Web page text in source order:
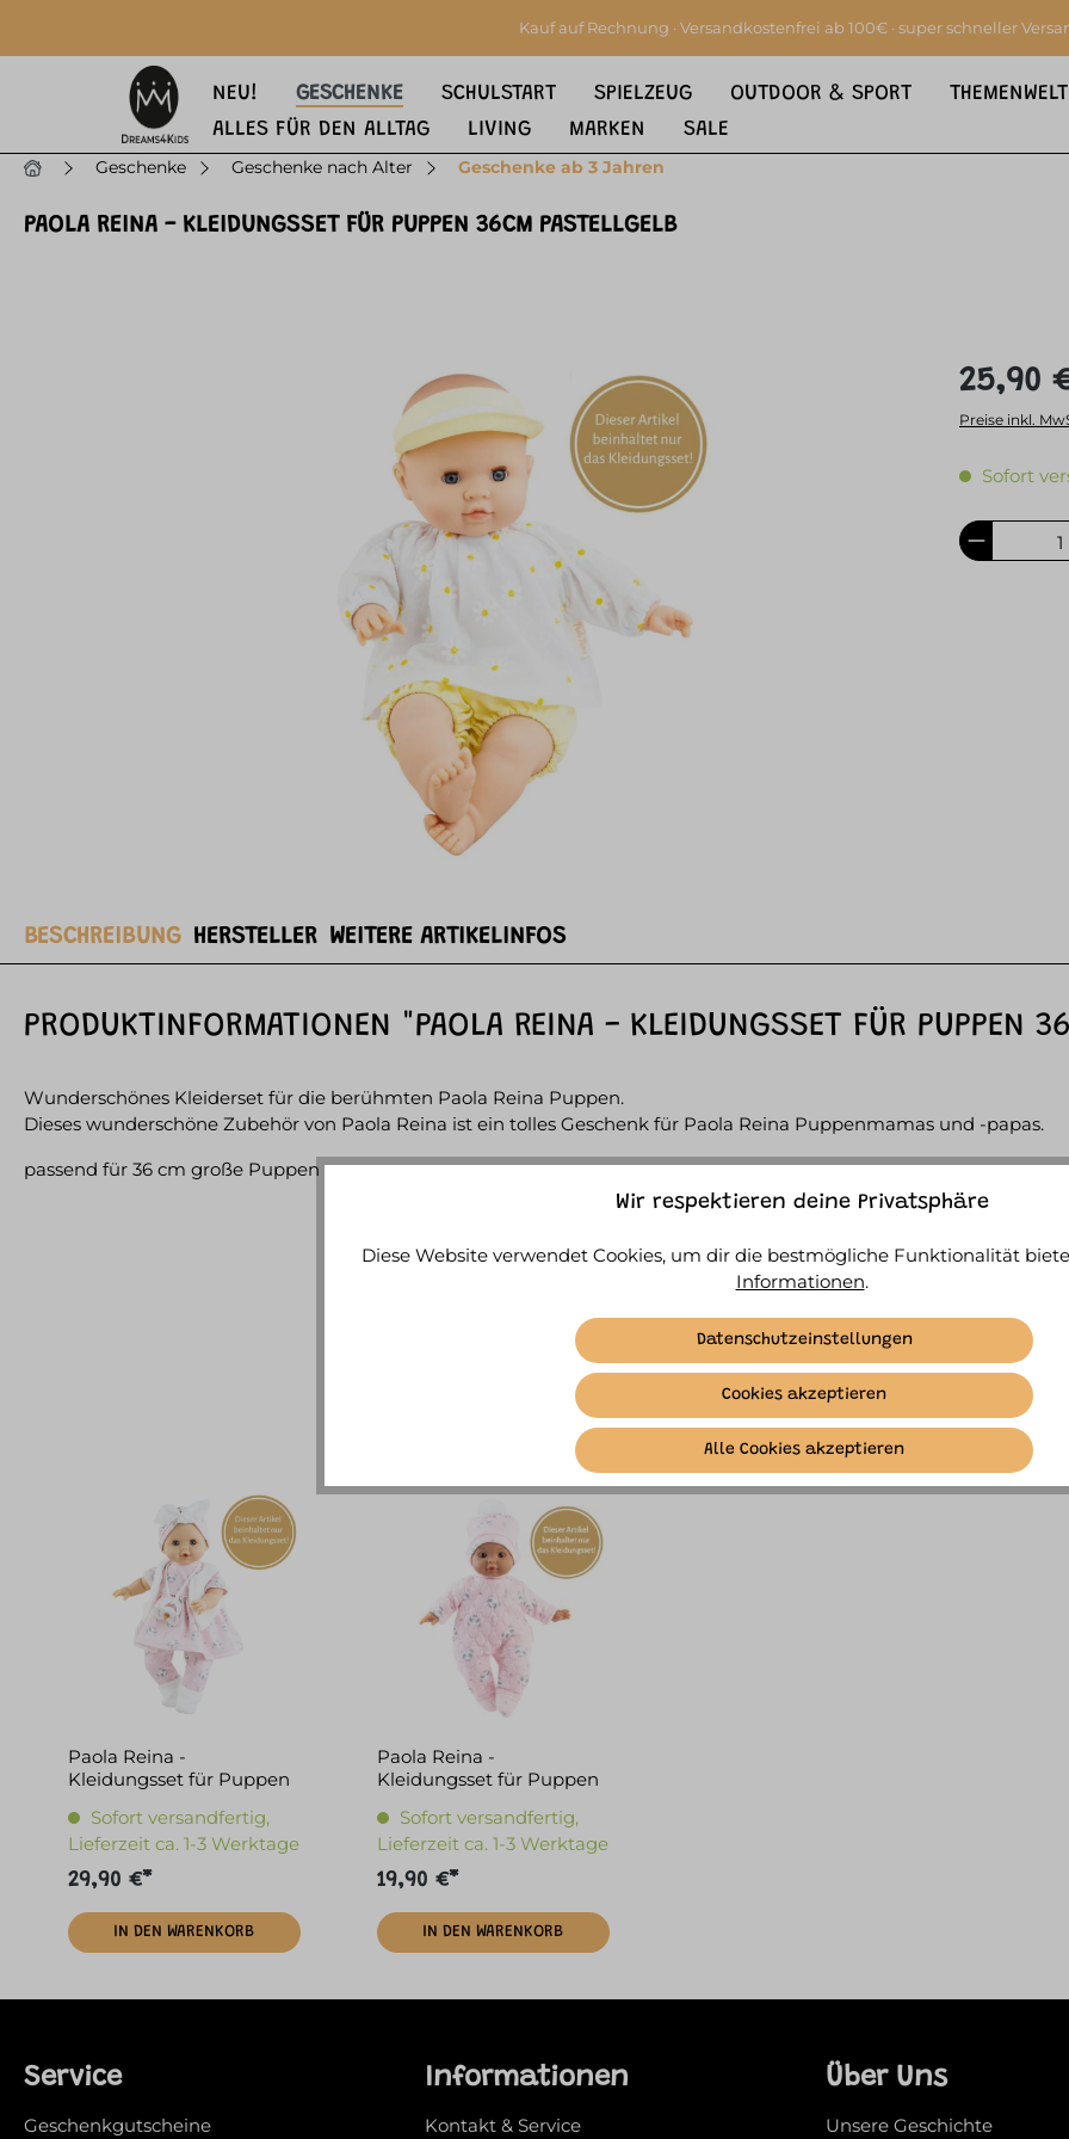
Kauf auf Rechnung · Versandkostenfrei ab 100€ · super schneller
NEU! GESCHENKE SCHULSTART SPIELZEUG OUTDOOR & SPORT
THEMENWELT
ALLES FÜR DEN ALLTAG
LIVING MARKEN SALE
Geschenke Geschenke nach Alter Geschenke ab 3 Jahren
PAOLA REINA - KLEIDUNGSSET FÜR PUPPEN 36CM PASTELLGELB
25,90
Preise inkl.
Sofort
BESCHREIBUNG HERSTELLER WEITERE ARTIKELINFOS
PRODUKTINFORMATIONEN "PAOLA REINA - KLEIDUNGSSET FÜR PUPPEN
Wunderschönes Kleiderset für die berühmten Paola Reina Puppen.
Dieses wunderschöne Zubehör von Paola Reina ist ein tolles Geschenk für Paola Reina Puppenmamas und -papas.
passend für 36 cm große Puppen
ÄHNLICHE ARTIKEL Dazu passt
Paola Reina -
Kleidungsset für Puppen
Sofort versandfertig,
Lieferzeit ca. 1-3 Werktage
29,90 €*
IN DEN WARENKORB
Paola Reina -
Kleidungsset für Puppen
Sofort versandfertig,
Lieferzeit ca. 1-3 Werktage
19,90 €*
IN DEN WARENKORB
Service
Geschenkgutscheine
Informationen
Kontakt & Service
Über Uns
Unsere Geschichte
Wir respektieren deine Privatsphäre
Diese Website verwendet Cookies, um dir die bestmögliche Funktionalität
Informationen.
Datenschutzeinstellungen
Cookies akzeptieren
Alle Cookies akzeptieren